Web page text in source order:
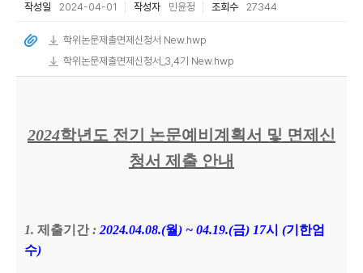
작성일 2024-04-01 작성자 민윤정 조회수 27344
학위논문제출면제신청서 New.hwp
학위논문제출면제신청서_3,4기 New.hwp
2024학년도 전기 논문예비계획서 및 면제신
청서 제출 안내
1. 제출기간: 2024.04.08.(월 ) ~ 04.19.(금) 17시 (기한엄
수)